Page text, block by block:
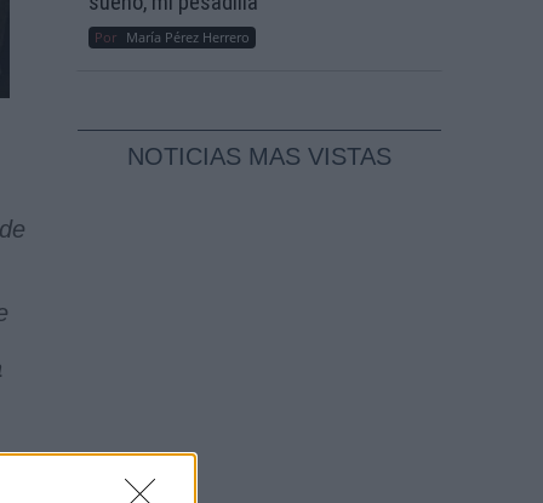
Por María Pérez Herrero
NOTICIAS MAS VISTAS